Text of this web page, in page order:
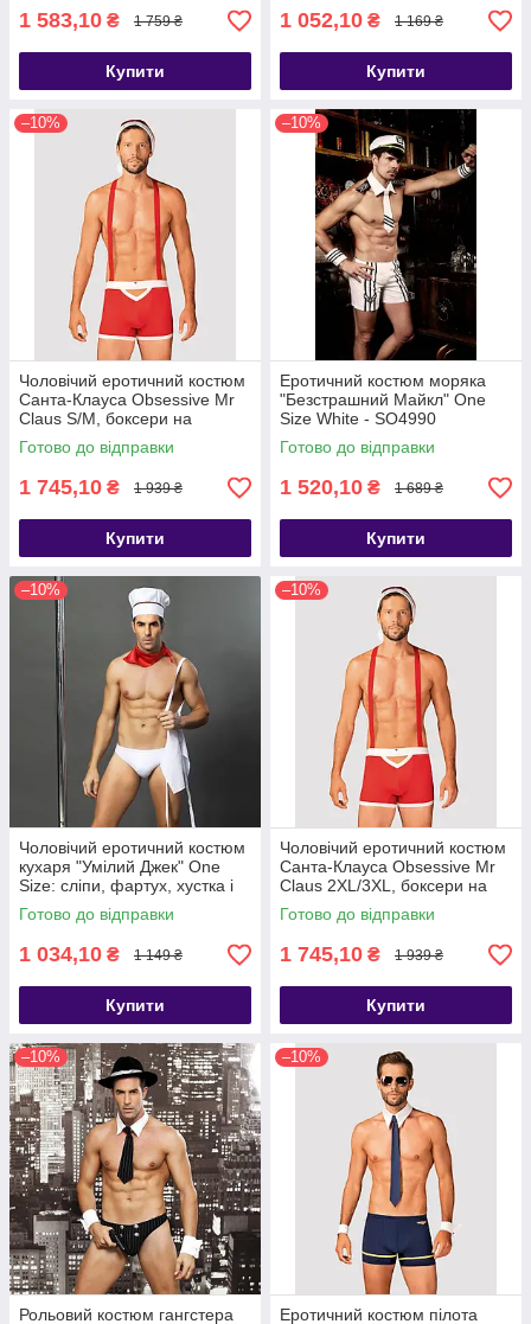
1 583,10 ₴ 1 759 ₴
Купити
1 052,10 ₴ 1 169 ₴
Купити
–10%
Чоловічий еротичний костюм
Санта-Клауса Obsessive Mr
Claus S/M, боксери на
підтяжках, шапочка з помп -
SO7294
Готово до відправки
1 745,10 ₴ 1 939 ₴
Купити
–10%
Еротичний костюм моряка
"Безстрашний Майкл" One
Size White - SO4990
Готово до відправки
1 520,10 ₴ 1 689 ₴
Купити
–10%
Чоловічий еротичний костюм
кухаря "Умілий Джек" One
Size: сліпи, фартух, хустка і
ковпак, Белый/красный -
SO2266
Готово до відправки
1 034,10 ₴ 1 149 ₴
Купити
–10%
Чоловічий еротичний костюм
Санта-Клауса Obsessive Mr
Claus 2XL/3XL, боксери на
підтяжках, шапочка з -
SO7296
Готово до відправки
1 745,10 ₴ 1 939 ₴
Купити
–10%
Рольовий костюм гангстера
–10%
Еротичний костюм пілота